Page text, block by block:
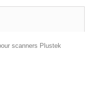
scanners Plustek